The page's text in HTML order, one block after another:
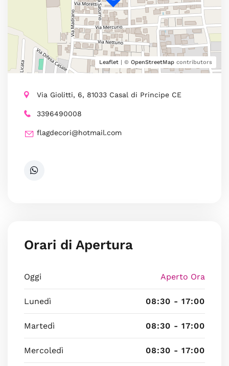
Leaflet | © OpenStreetMap contributors
Via Giolitti, 6, 81033 Casal di Principe CE
3396490008
flagdecori@hotmail.com
Orari di Apertura
Oggi Aperto Ora
Lunedì 08:30 - 17:00
Martedì 08:30 - 17:00
Mercoledì 08:30 - 17:00